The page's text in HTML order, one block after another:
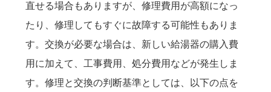
直せる場合もありますが、修理費用が高額になっ
たり、修理してもすぐに故障する可能性もありま
す。交換が必要な場合は、新しい給湯器の購入費
用に加えて、工事費用、処分費用などが発生しま
す。修理と交換の判断基準としては、以下の点を